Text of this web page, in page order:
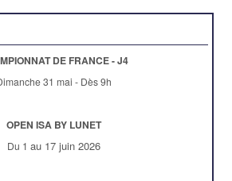
DE FRANCE - J4
31 mai - Dès 9h
OPEN ISA BY LUNET
Du 1 au 17 juin 2026